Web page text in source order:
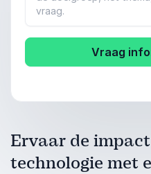
Vraag
Ervaar de
technologie met